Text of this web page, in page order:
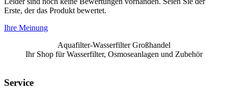
Erste, der das Produkt bewertet.
Ihre Meinung
Aquafilter-Wasserfilter Großhandel
Ihr Shop für Wasserfilter, Osmoseanlagen und Zubehör
Service